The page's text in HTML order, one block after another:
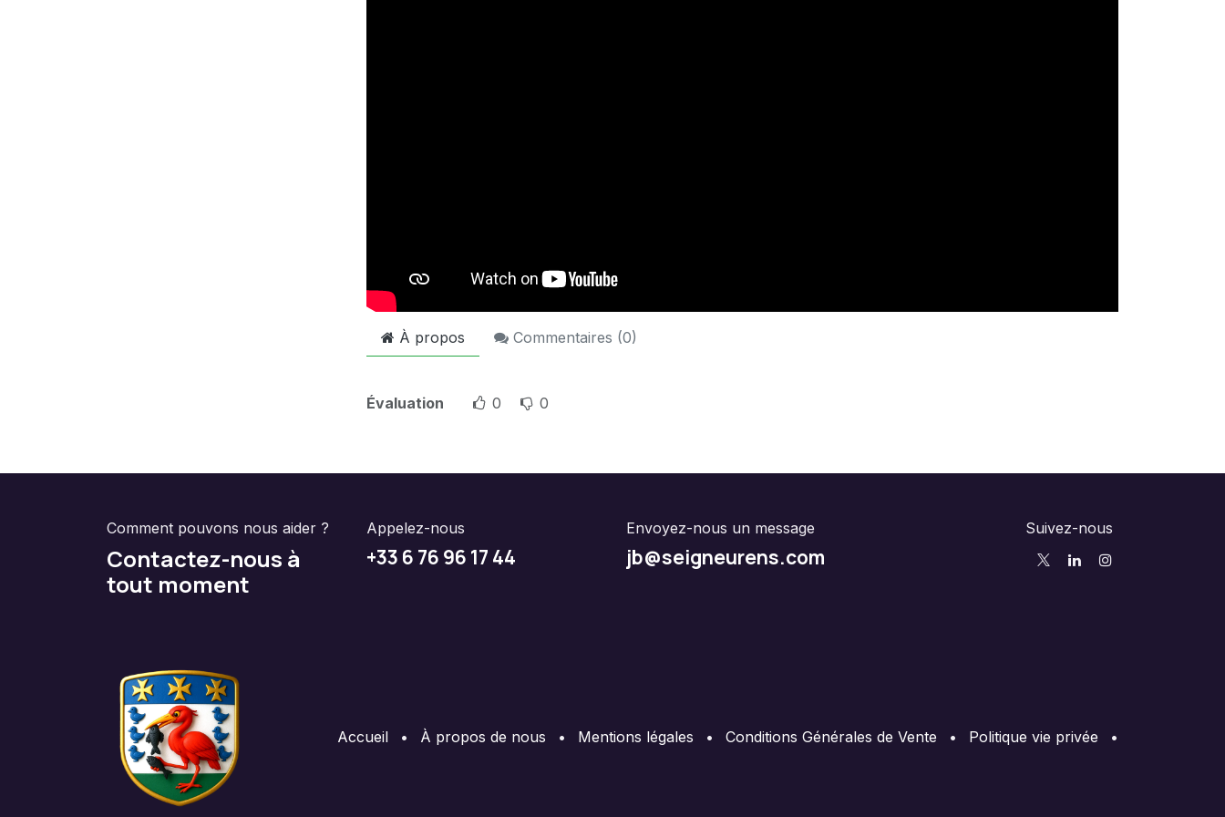
À propos Commentaires (0)
Évaluation 0 0
Comment pouvons nous aider ?
Contactez-nous à
tout moment
Appelez-nous
+33 6 76 96 17 44
Envoyez-nous un message
jb@seigneurens.com
Suivez-nous
Accueil • À propos de nous • Mentions légales • Conditions Générales de Vente • Politique vie privée •